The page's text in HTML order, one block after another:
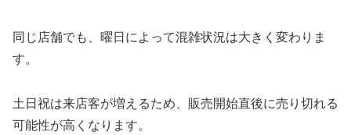
同じ店舗でも、曜日によって混雑状況は大きく変わりま
す。
土日祝は来店客が増えるため、販売開始直後に売り切れる
可能性が高くなります。